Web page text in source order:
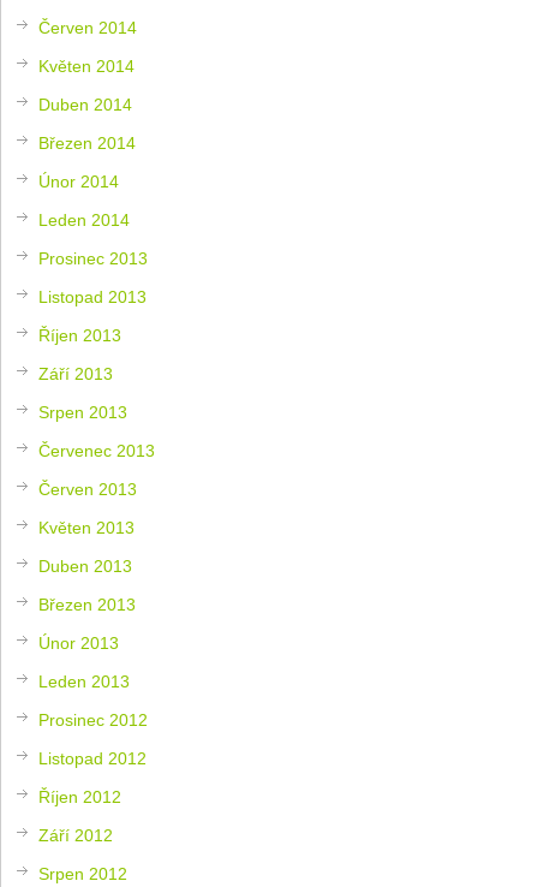
Červen 2014
Květen 2014
Duben 2014
Březen 2014
Únor 2014
Leden 2014
Prosinec 2013
Listopad 2013
Říjen 2013
Září 2013
Srpen 2013
Červenec 2013
Červen 2013
Květen 2013
Duben 2013
Březen 2013
Únor 2013
Leden 2013
Prosinec 2012
Listopad 2012
Říjen 2012
Září 2012
Srpen 2012